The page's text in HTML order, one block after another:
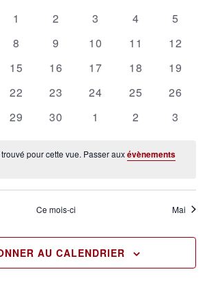
de
vues
0
1
0
2
0
3
0
4
0
5
0
8
0
9
0
10
0
11
0
12
0
15
0
16
0
17
0
18
0
19
0
22
0
23
0
24
0
25
0
26
0
29
0
30
0
1
0
2
0
3
pour cette vue. Passer auxévènements
Ce mois-ci Mai
AU CALENDRIER